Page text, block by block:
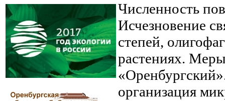
Численность
Исчезновение
степей,
растениях.
организация